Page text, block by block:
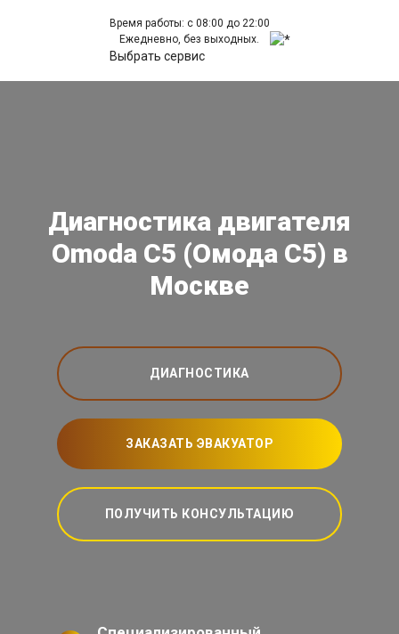
Время работы: с 08:00 до 22:00
Ежедневно, без выходных.
Выбрать сервис
Диагностика двигателя
Omoda C5 (Омода С5) в
Москве
ДИАГНОСТИКА
ЗАКАЗАТЬ ЭВАКУАТОР
ПОЛУЧИТЬ КОНСУЛЬТАЦИЮ